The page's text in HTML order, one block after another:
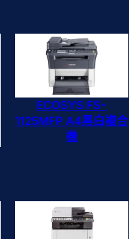
ECOSYS FS-
1125MFP A4黑白複合
機